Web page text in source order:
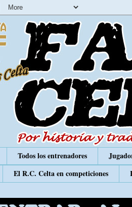
Todos los entrenadores
El R.C. Celta en competiciones